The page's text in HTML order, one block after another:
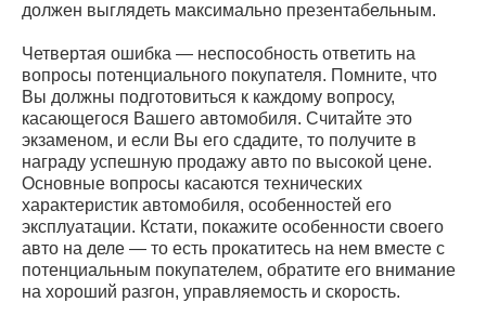
должен выглядеть максимально презентабельным.
Четвертая ошибка — неспособность ответить на
вопросы потенциального покупателя. Помните, что
Вы должны подготовиться к каждому вопросу,
касающегося Вашего автомобиля. Считайте это
экзаменом, и если Вы его сдадите, то получите в
награду успешную продажу авто по высокой цене.
Основные вопросы касаются технических
характеристик автомобиля, особенностей его
эксплуатации. Кстати, покажите особенности своего
авто на деле — то есть прокатитесь на нем вместе с
потенциальным покупателем, обратите его внимание
на хороший разгон, управляемость и скорость.